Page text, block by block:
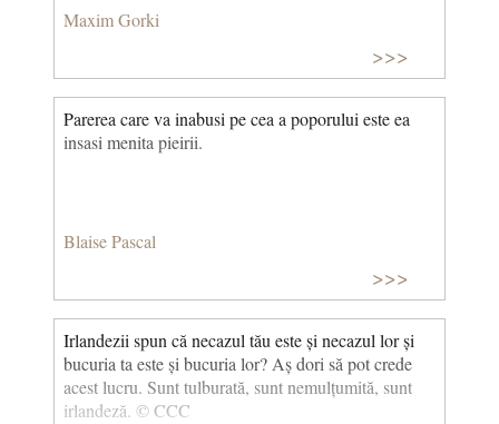
faurit toate maretele poeme, toate tragediile lumii, ca
Maxim Gorki
>>>
Parerea care va inabusi pe cea a poporului este ea
insasi menita pieirii.
Blaise Pascal
>>>
Irlandezii spun că necazul tău este și necazul lor și
bucuria ta este și bucuria lor? Aș dori să pot crede
acest lucru. Sunt tulburată, sunt nemulțumită, sunt
irlandeză. © CCC